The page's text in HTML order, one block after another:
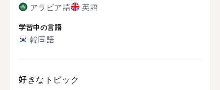
アラビア語 英語
学習中の言語
韓国語
好きなトピック